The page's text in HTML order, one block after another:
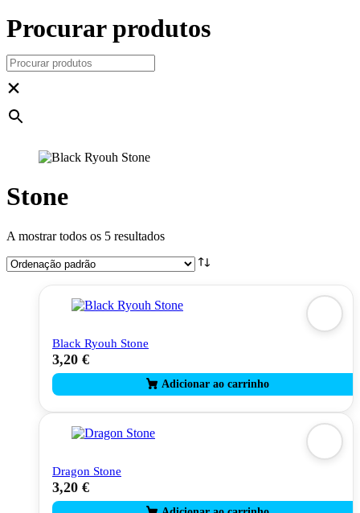
Procurar produtos
×
Stone
A mostrar todos os 5 resultados
Black Ryouh Stone
3,20 €
Dragon Stone
3,20 €